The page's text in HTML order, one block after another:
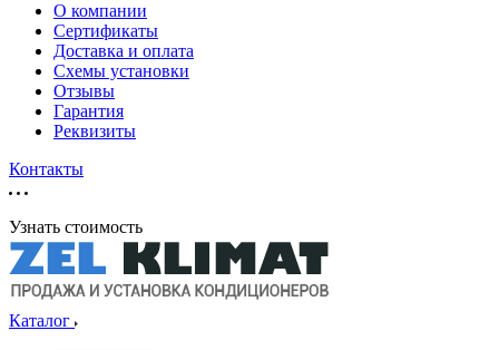
О компании
Сертификаты
Доставка и оплата
Схемы установки
Отзывы
Гарантия
Реквизиты
Контакты
Узнать стоимость
Каталог